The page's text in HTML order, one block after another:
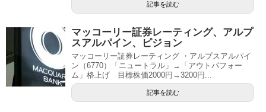
記事を読む
マッコーリー証券レーティング、アルプ
スアルパイン、ピジョン
マッコーリー証券レーティング ・アルプスアルパイ
ン（6770）「ニュートラル」→「アウトパフォー
ム」格上げ 目標株価2000円→3200円...
記事を読む